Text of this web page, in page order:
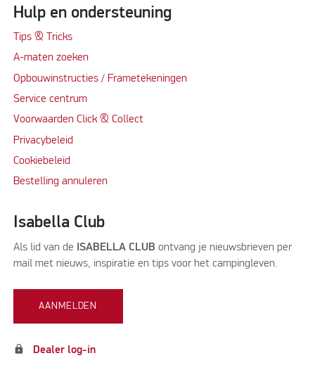
Hulp en ondersteuning
Tips & Tricks
A-maten zoeken
Opbouwinstructies / Frametekeningen
Service centrum
Voorwaarden Click & Collect
Privacybeleid
Cookiebeleid
Bestelling annuleren
Isabella Club
Als lid van de ISABELLA CLUB ontvang je nieuwsbrieven per
mail met nieuws, inspiratie en tips voor het campingleven.
AANMELDEN
lock Dealer log-in